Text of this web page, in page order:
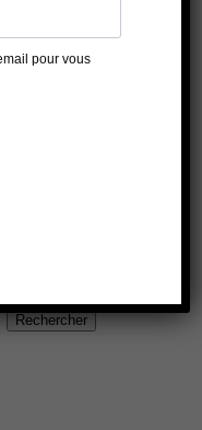
partagent
Rechercher